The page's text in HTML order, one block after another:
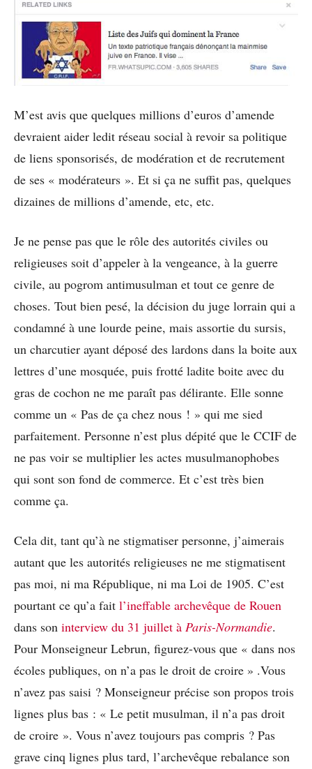
M’est avis que quelques millions d’euros d’amende
devraient aider ledit réseau social à revoir sa politique
de liens sponsorisés, de modération et de recrutement
de ses « modérateurs ». Et si ça ne suffit pas, quelques
dizaines de millions d’amende, etc, etc.
Je ne pense pas que le rôle des autorités civiles ou
religieuses soit d’appeler à la vengeance, à la guerre
civile, au pogrom antimusulman et tout ce genre de
choses. Tout bien pesé, la décision du juge lorrain qui a
condamné à une lourde peine, mais assortie du sursis,
un charcutier ayant déposé des lardons dans la boite aux
lettres d’une mosquée, puis frotté ladite boite avec du
gras de cochon ne me paraît pas délirante. Elle sonne
comme un « Pas de ça chez nous ! » qui me sied
parfaitement. Personne n’est plus dépité que le CCIF de
ne pas voir se multiplier les actes musulmanophobes
qui sont son fond de commerce. Et c’est très bien
comme ça.
Cela dit, tant qu’à ne stigmatiser personne, j’aimerais
autant que les autorités religieuses ne me stigmatisent
pas moi, ni ma République, ni ma Loi de 1905. C’est
pourtant ce qu’a fait l’ineffable archevêque de Rouen
dans son interview du 31 juillet à Paris-Normandie.
Pour Monseigneur Lebrun, figurez-vous que « dans nos
écoles publiques, on n’a pas le droit de croire » .Vous
n’avez pas saisi ? Monseigneur précise son propos trois
lignes plus bas : « Le petit musulman, il n’a pas droit
de croire ». Vous n’avez toujours pas compris ? Pas
grave cinq lignes plus tard, l’archevêque rebalance son